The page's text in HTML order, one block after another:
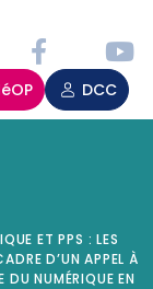
DCC
ET PPS : LES
D’UN APPEL À
DU NUMÉRIQUE EN